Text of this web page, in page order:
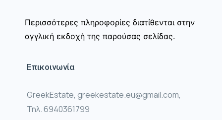
Περισσότερες πληροφορίες διατίθενται στην
αγγλική εκδοχή της παρούσας σελίδας.
Επικοινωνία
GreekEstate, greekestate.eu@gmail.com,
Τηλ. 6940361799